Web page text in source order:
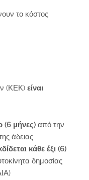
το κόστος
(ΚΕΚ) είναι
(6 μήνες) από την
άδειας
κάθε έξι (6)
δημοσίας